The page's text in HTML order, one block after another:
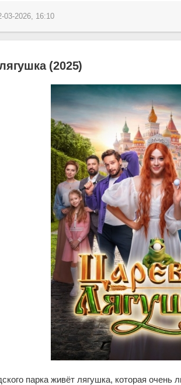
03-2026, 16:10
(2025)
парка живёт лягушка, которая